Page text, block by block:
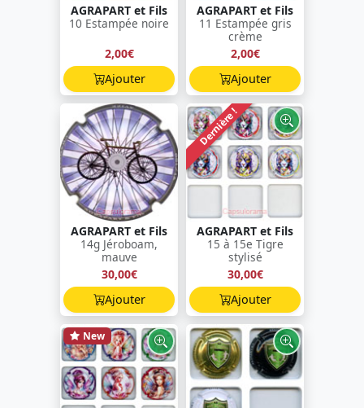
AGRAPART et Fils
10 Estampée noire
2,00€
Ajouter
AGRAPART et Fils
11 Estampée gris
crème
2,00€
Ajouter
AGRAPART et Fils
14g Jéroboam,
mauve
30,00€
Ajouter
Dernière !
AGRAPART et Fils
15 à 15e Tigre
stylisé
30,00€
Ajouter
New